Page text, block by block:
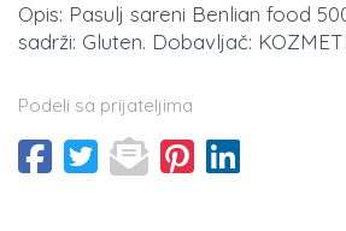
Opis: Pasulj sareni Benlian food
sadrži: Gluten. Dobavljač:
Podeli sa prijateljima